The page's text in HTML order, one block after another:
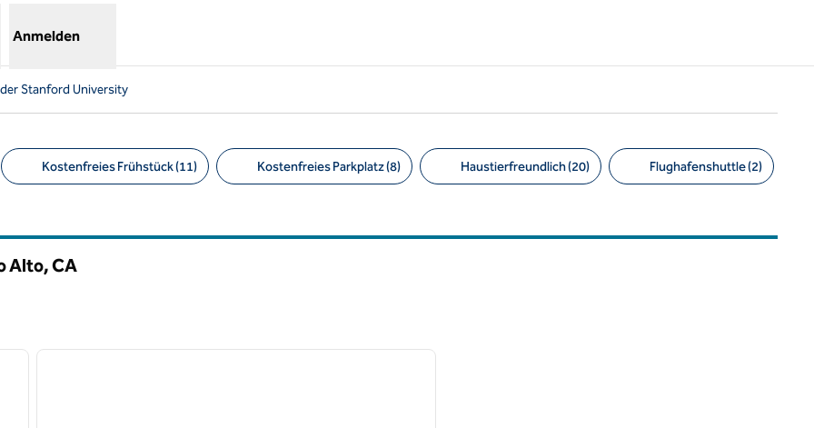
Anmelden
Stanford University
Kostenfreies Frühstück (11) Kostenfreies Parkplatz (8) Haustierfreundlich (20) Flughafenshuttle (2)
Alto,CA
nächstes Bild
1 von 12
nächstes Bild